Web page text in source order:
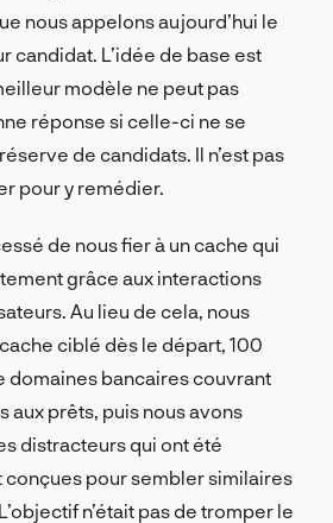
nous appelons aujourd’hui le
candidat. L’idée de base est
modèle ne peut pas
réponse si celle-ci ne se
de candidats. Il n’est pas
pour y remédier.
de nous fier à un cache qui
grâce aux interactions
Au lieu de cela, nous
ciblé dès le départ, 100
domaines bancaires couvrant
aux prêts, puis nous avons
distracteurs qui ont été
pour sembler similaires
n’était pas de tromper le